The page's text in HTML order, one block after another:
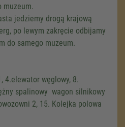
muzeum.
jedziemy drogą krajową
po lewym zakręcie odbijamy
do samego muzeum.
4.elewator węglowy, 8.
spalinowy wagon silnikowy
2, 15. Kolejka polowa